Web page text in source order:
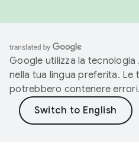
Google utilizza la
nella tua lingua preferita. Le
potrebbero contenere errori.